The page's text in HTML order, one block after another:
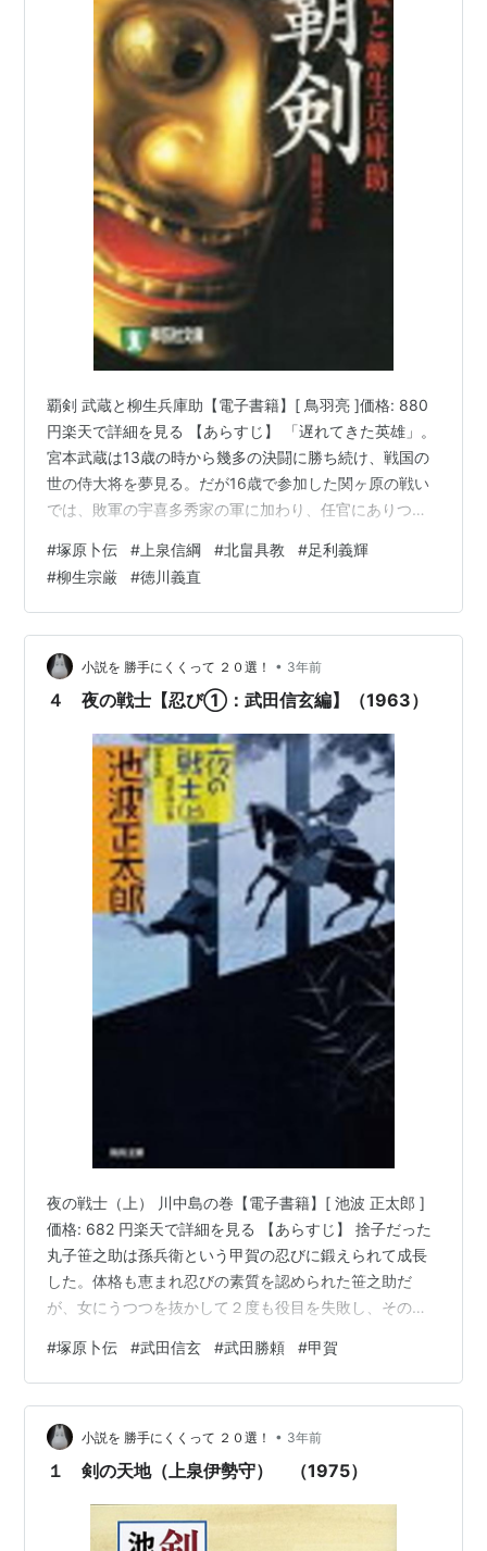
覇剣 武蔵と柳生兵庫助【電子書籍】[ 鳥羽亮 ]価格: 880
円楽天で詳細を見る 【あらすじ】 「遅れてきた英雄」。
宮本武蔵は13歳の時から幾多の決闘に勝ち続け、戦国の
世の侍大将を夢見る。だが16歳で参加した関ヶ原の戦い
では、敗軍の宇喜多秀家の軍に加わり、任官にありつけ
殺める「殺人剣」として剣技を極めようと、修行に明け
暮れる。21歳で京都の一大勢力名門吉岡一門の100人を
超える門人を１人で片付け、更には「巌流」として名高
い佐々木小次郎を巌流島の戦いで倒して名を高める。 し
かし命がけで築いた名声に対し、細川家の申出は300
石。軍学にも優れ一介の…
#塚原卜伝 # 上泉信綱 #北畠具教 #足利義輝
#柳生宗厳 #徳川義直
小説を 勝手にくくって ２０選！ • 3年前
４ 夜の戦士【忍び①：武田信玄編】（1963）
夜の戦士（上） 川中島の巻【電子書籍】[ 池波 正太郎 ]
価格: 682 円楽天で詳細を見る 【あらすじ】 捨子だった
丸子笹之助は孫兵衛という甲賀の忍びに鍛えられて成長
した。体格も恵まれ忍びの素質を認められた笹之助だ
が、女にうつつを抜かして２度も役目を失敗し、そのた
した。その孫兵衛と笹之助に指令が下る。駿河の今川義
元から甲斐の武田信玄の暗殺依頼を受けたのだ。 笹之助
は孫兵衛と別に甲斐に入ることになり、笹之助は塚原卜
伝の弟子となって、卜伝の推挙を受けて武田信玄の部下
になる企みであった。何とか卜伝の門人となった笹之助
#塚原卜伝 #武田信玄 #武田勝頼 #甲賀
小説を 勝手にくくって ２０選！ • 3年前
１ 剣の天地（上泉伊勢守） （1975）